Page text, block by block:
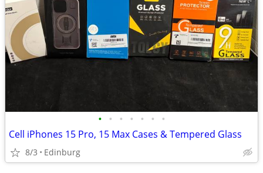
• • • • • • •
Cell iPhones 15 Pro, 15 Max Cases & Tempered Glass
8/3 Edinburg